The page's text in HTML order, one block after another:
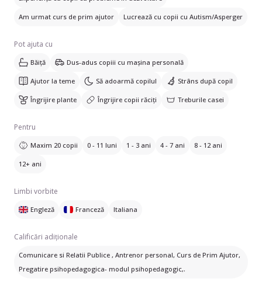
Am urmat curs de prim ajutor Lucrează cu copii cu Autism/Asperger
Pot ajuta cu
Băiță Dus-adus copiii cu mașina personală
Ajutor la teme Să adoarmă copilul Strâns după copil
Îngrijire plante Îngrijire copii răciți Treburile casei
Pentru
Maxim 20 copii 0 - 11 luni 1 - 3 ani 4 - 7 ani 8 - 12 ani
12+ ani
Limbi vorbite
Engleză Franceză Italiana
Calificări adiționale
Comunicare si Relatii Publice , Antrenor personal, Curs de Prim Ajutor,
Pregatire psihopedagogica- modul psihopedagogic,.